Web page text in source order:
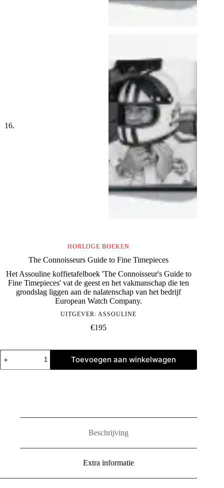
HORLOGE BOEKEN
The Connoisseurs Guide to Fine Timepieces
Het Assouline koffietafelboek 'The Connoisseur's Guide to
Fine Timepieces' vat de geest en het vakmanschap die ten
grondslag liggen aan de nalatenschap van het bedrijf
European Watch Company.
UITGEVER:ASSOULINE
€195
The
Connoisseurs
Guide
Toevoegen aan winkelwagen
Beschrijving
Extra informatie